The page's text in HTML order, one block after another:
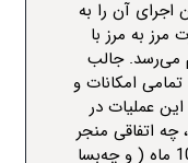
آن را به
مرز با
جالب
، تمامی امکانات و
در
منجر
عملیات در مدت 10 ماه ( و چه‌بسا